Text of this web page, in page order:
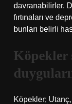
davranabilirler.
fırtınaları ve
bunları belirli
Köpekler
Köpekler;